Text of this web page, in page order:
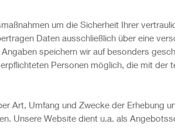
um die Sicherheit Ihrer
Daten ausschließlich über eine
speichern wir auf besonders
Personen möglich, die mit
Art, Umfang und Zwecke der Erhebung
Unsere Website dient u.a. als